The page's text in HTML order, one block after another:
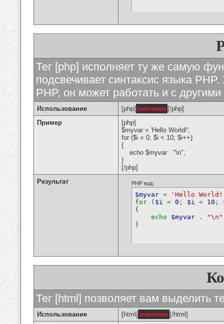
Тег [php] исполняет ту же самую
подсвечивает синтаксис языка
PHP, он может работать и с
Использование [php] значение [/php]
Пример
[php]
$myvar = 'Hello World!';
for ($i = 0; $i < 10; $i++)
{
echo $myvar . "\n";
}
[/php]
Результат
PHP код:
$myvar =
'Hello
for ( $i = 0 ; $i < 10 ;
{
echo $myvar . "\n"
}
Тег [html] позволяет вам выделить
Использование [html] значение [/html]